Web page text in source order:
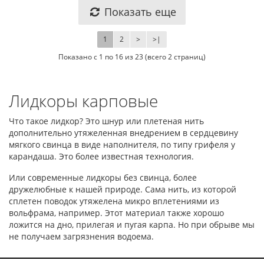
Показать еще
1 2 > >|
Показано с 1 по 16 из 23 (всего 2 страниц)
Лидкоры карповые
Что такое лидкор? Это шнур или плетеная нить
дополнительно утяжеленная внедрением в сердцевину
мягкого свинца в виде наполнителя, по типу грифеля у
карандаша. Это более известная технология.
Или современные лидкоры без свинца, более
дружелюбные к нашей природе. Сама нить, из которой
сплетен поводок утяжелена микро вплетениями из
вольфрама, например. Этот материал также хорошо
ложится на дно, прилегая и пугая карпа. Но при обрыве мы
не получаем загрязнения водоема.